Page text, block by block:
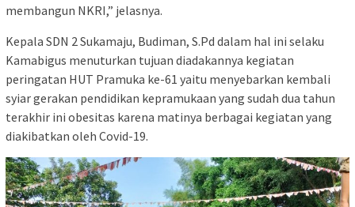
membangun NKRI,” jelasnya.
Kepala SDN 2 Sukamaju, Budiman, S.Pd dalam hal ini selaku
Kamabigus menuturkan tujuan diadakannya kegiatan
peringatan HUT Pramuka ke-61 yaitu menyebarkan kembali
syiar gerakan pendidikan kepramukaan yang sudah dua tahun
terakhir ini obesitas karena matinya berbagai kegiatan yang
diakibatkan oleh Covid-19.